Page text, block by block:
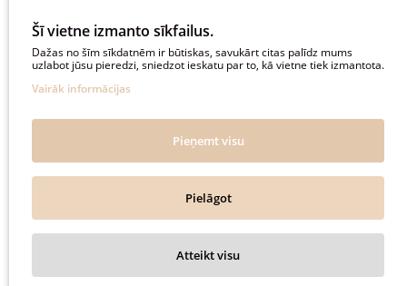
SEKOJIET MUMS
auksinesvajone
@auksinesvajone3600
Šī vietne izmanto sīkfailus.
Dažas no šīm sīkdatnēm ir būtiskas, savukārt citas palīdz mums
uzlabot jūsu pieredzi, sniedzot ieskatu par to, kā vietne tiek izmantota.
Vairāk informācijas
Pieņemt visu
Pielāgot
Atteikt visu